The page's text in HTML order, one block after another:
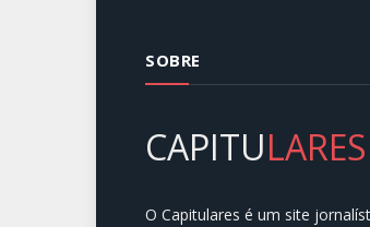
SOBRE
CAPITULARES
O Capitulares é um site